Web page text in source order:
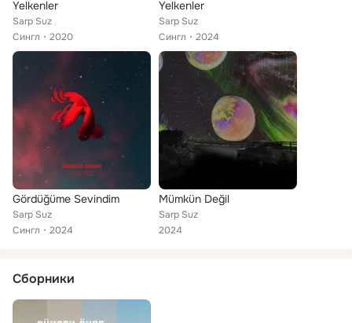
Yelkenler
Sarp Suz
Сингл
2020
Yelkenler
Sarp Suz
Сингл
2024
Gördüğüme Sevindim
Sarp Suz
Сингл
2024
Mümkün Değil
Sarp Suz
2024
Сборники